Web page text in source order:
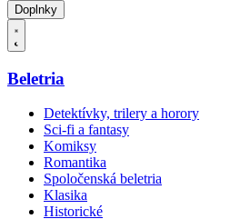
Doplnky
Beletria
Detektívky, trilery a horory
Sci-fi a fantasy
Komiksy
Romantika
Spoločenská beletria
Klasika
Historické